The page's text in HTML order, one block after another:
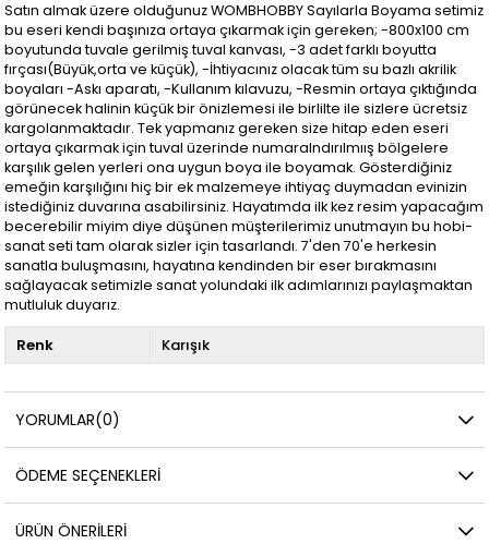
Satın almak üzere olduğunuz WOMBHOBBY Sayılarla Boyama setimiz
bu eseri kendi başınıza ortaya çıkarmak için gereken; -800x100 cm
boyutunda tuvale gerilmiş tuval kanvası, -3 adet farklı boyutta
fırçası(Büyük,orta ve küçük), -İhtiyacınız olacak tüm su bazlı akrilik
boyaları -Askı aparatı, -Kullanım kılavuzu, -Resmin ortaya çıktığında
görünecek halinin küçük bir önizlemesi ile birlilte ile sizlere ücretsiz
kargolanmaktadır. Tek yapmanız gereken size hitap eden eseri
ortaya çıkarmak için tuval üzerinde numaralndırılmıış bölgelere
karşılık gelen yerleri ona uygun boya ile boyamak. Gösterdiğiniz
emeğin karşılığını hiç bir ek malzemeye ihtiyaç duymadan evinizin
istediğiniz duvarına asabilirsiniz. Hayatımda ilk kez resim yapacağım
becerebilir miyim diye düşünen müşterilerimiz unutmayın bu hobi-
sanat seti tam olarak sizler için tasarlandı. 7'den 70'e herkesin
sanatla buluşmasını, hayatına kendinden bir eser bırakmasını
sağlayacak setimizle sanat yolundaki ilk adımlarınızı paylaşmaktan
mutluluk duyarız.
Renk Karışık
YORUMLAR(0)
ÖDEME SEÇENEKLERI
ÜRÜN ÖNERILERI